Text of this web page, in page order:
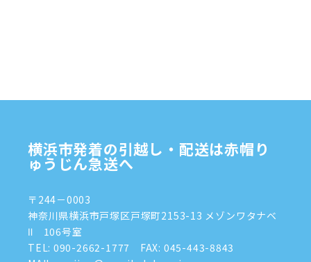
2024年9月(2)
2024年7月
(8)
2024年5月(2)
2024年4月(3)
横浜市発着の引越し・配送は赤帽り
ゅうじん急送へ
〒244－0003
神奈川県横浜市戸塚区戸塚町2153-13 メゾンワタナベ
Ⅱ 106号室
TEL: 090-2662-1777
FAX: 045-443-8843